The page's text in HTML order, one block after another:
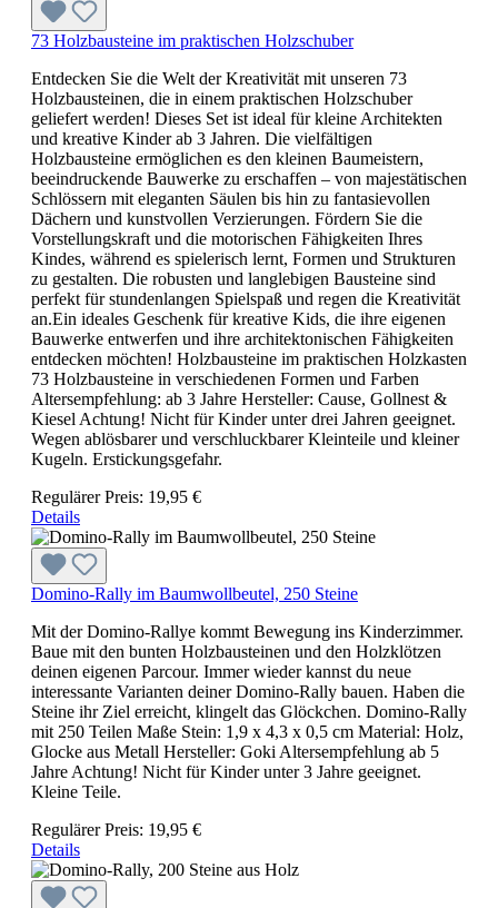
73 Holzbausteine im praktischen Holzschuber
Entdecken Sie die Welt der Kreativität mit unseren 73
Holzbausteinen, die in einem praktischen Holzschuber
geliefert werden! Dieses Set ist ideal für kleine Architekten
und kreative Kinder ab 3 Jahren. Die vielfältigen
Holzbausteine ermöglichen es den kleinen Baumeistern,
beeindruckende Bauwerke zu erschaffen – von majestätischen
Schlössern mit eleganten Säulen bis hin zu fantasievollen
Dächern und kunstvollen Verzierungen. Fördern Sie die
Vorstellungskraft und die motorischen Fähigkeiten Ihres
Kindes, während es spielerisch lernt, Formen und Strukturen
zu gestalten. Die robusten und langlebigen Bausteine sind
perfekt für stundenlangen Spielspaß und regen die Kreativität
an.Ein ideales Geschenk für kreative Kids, die ihre eigenen
Bauwerke entwerfen und ihre architektonischen Fähigkeiten
entdecken möchten! Holzbausteine im praktischen Holzkasten
73 Holzbausteine in verschiedenen Formen und Farben
Altersempfehlung: ab 3 Jahre Hersteller: Cause, Gollnest &
Kiesel Achtung! Nicht für Kinder unter drei Jahren geeignet.
Wegen ablösbarer und verschluckbarer Kleinteile und kleiner
Kugeln. Erstickungsgefahr.
Regulärer Preis: 19,95 €
Details
Domino-Rally im Baumwollbeutel, 250 Steine
Mit der Domino-Rallye kommt Bewegung ins Kinderzimmer.
Baue mit den bunten Holzbausteinen und den Holzklötzen
deinen eigenen Parcour. Immer wieder kannst du neue
interessante Varianten deiner Domino-Rally bauen. Haben die
Steine ihr Ziel erreicht, klingelt das Glöckchen. Domino-Rally
mit 250 Teilen Maße Stein: 1,9 x 4,3 x 0,5 cm Material: Holz,
Glocke aus Metall Hersteller: Goki Altersempfehlung ab 5
Jahre Achtung! Nicht für Kinder unter 3 Jahre geeignet.
Kleine Teile.
Regulärer Preis: 19,95 €
Details